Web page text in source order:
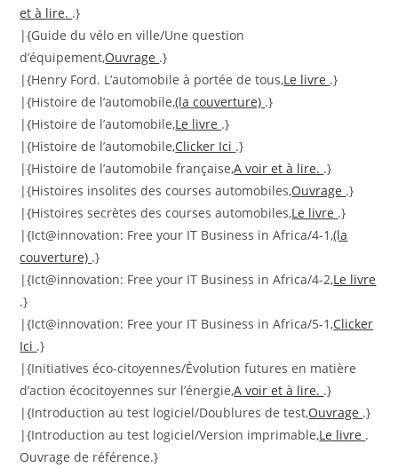
et à lire. .}
|{Guide du vélo en ville/Une question
d’équipement,Ouvrage .}
|{Henry Ford. L’automobile à portée de tous,Le livre .}
|{Histoire de l’automobile,(la couverture) .}
|{Histoire de l’automobile,Le livre .}
|{Histoire de l’automobile,Clicker Ici .}
|{Histoire de l’automobile française,A voir et à lire. .}
|{Histoires insolites des courses automobiles,Ouvrage .}
|{Histoires secrètes des courses automobiles,Le livre .}
|{Ict@innovation: Free your IT Business in Africa/4-1,(la
couverture) .}
|{Ict@innovation: Free your IT Business in Africa/4-2,Le livre
.}
|{Ict@innovation: Free your IT Business in Africa/5-1,Clicker
Ici .}
|{Initiatives éco-citoyennes/Évolution futures en matière
d’action écocitoyennes sur l’énergie,A voir et à lire. .}
|{Introduction au test logiciel/Doublures de test,Ouvrage .}
|{Introduction au test logiciel/Version imprimable,Le livre .
Ouvrage de référence.}